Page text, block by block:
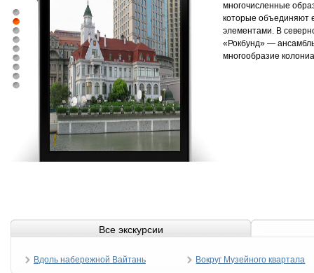
многочисленные
которые объединяют
элементами. В
«Рокбунд» —
многообразие
Все экскурсии
Вдоль набережной Вайтань Вокруг Музейного квартала